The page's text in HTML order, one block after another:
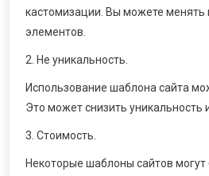
кастомизации. Вы можете
элементов.
2. Не уникальность.
Использование шаблона сайта
Это может снизить уникальность
3. Стоимость.
Некоторые шаблоны сайтов